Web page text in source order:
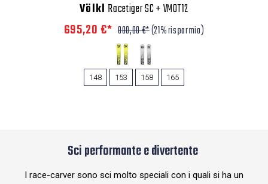
Völkl Racetiger SC + VMOT12
695,20 €* 880,00 €*(21% risparmio)
148 153 158 165
Sci performante e divertente
I race-carver sono sci molto speciali con i quali si ha un